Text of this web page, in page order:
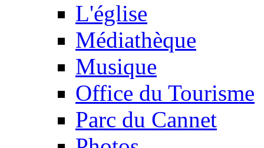
L'église
Médiathèque
Musique
Office du Tourisme
Parc du Cannet